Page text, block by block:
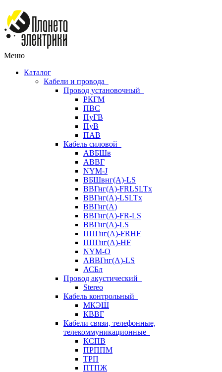
Меню
Каталог
Кабели и провода
Провод установочный
РКГМ
ПВС
ПуГВ
ПуВ
ПАВ
Кабель силовой
АВБШв
АВВГ
NYM-J
ВБШвнг(А)-LS
ВВГнг(A)-FRLSLTx
ВВГнг(A)-LSLTx
ВВГнг(А)
ВВГнг(А)-FR-LS
ВВГнг(А)-LS
ППГнг(А)-FRHF
ППГнг(А)-HF
NYM-O
АВВГнг(А)-LS
АСБл
Провод акустический
Stereo
Кабель контрольный
МКЭШ
КВВГ
Кабели связи, телефонные,
телекоммуникационные
КСПВ
ПРППМ
ТРП
ПТПЖ